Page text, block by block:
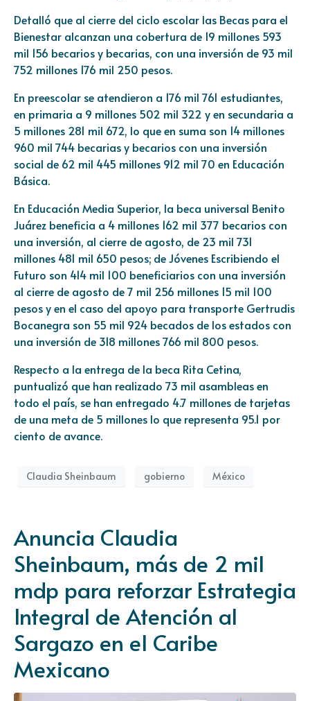
Detalló que al cierre del ciclo escolar las Becas para el
Bienestar alcanzan una cobertura de 19 millones 593
mil 156 becarios y becarias, con una inversión de 93 mil
752 millones 176 mil 250 pesos.
En preescolar se atendieron a 176 mil 761 estudiantes,
en primaria a 9 millones 502 mil 322 y en secundaria a
5 millones 281 mil 672, lo que en suma son 14 millones
960 mil 744 becarias y becarios con una inversión
social de 62 mil 445 millones 912 mil 70 en Educación
Básica.
En Educación Media Superior, la beca universal Benito
Juárez beneficia a 4 millones 162 mil 377 becarios con
una inversión, al cierre de agosto, de 23 mil 731
millones 481 mil 650 pesos; de Jóvenes Escribiendo el
Futuro son 414 mil 100 beneficiarios con una inversión
al cierre de agosto de 7 mil 256 millones 15 mil 100
pesos y en el caso del apoyo para transporte Gertrudis
Bocanegra son 55 mil 924 becados de los estados con
una inversión de 318 millones 766 mil 800 pesos.
Respecto a la entrega de la beca Rita Cetina,
puntualizó que han realizado 73 mil asambleas en
todo el país, se han entregado 4.7 millones de tarjetas
de una meta de 5 millones lo que representa 95.1 por
ciento de avance.
Claudia Sheinbaum gobierno México
Anuncia Claudia
Sheinbaum, más de 2 mil
mdp para reforzar Estrategia
Integral de Atención al
Sargazo en el Caribe
Mexicano